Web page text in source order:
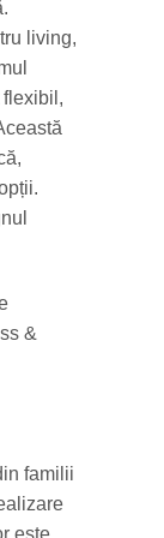
living,
&
familii
este